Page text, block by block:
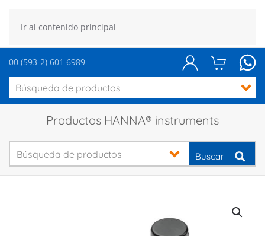
Ir al contenido principal
00 (593-2) 601 6989
Productos HANNA® instruments
Buscar